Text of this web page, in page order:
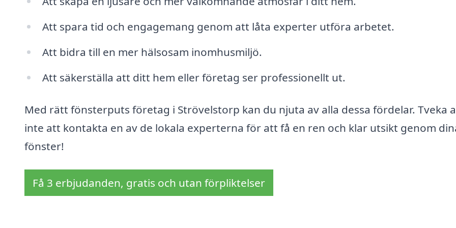
Att spara tid och engagemang genom att låta experter utföra arbetet.
Att bidra till en mer hälsosam inomhusmiljö.
Att säkerställa att ditt hem eller företag ser professionellt ut.
Med rätt fönsterputs företag i Strövelstorp kan du njuta av alla dessa fördelar. Tveka
inte att kontakta en av de lokala experterna för att få en ren och klar utsikt genom
fönster!
Få 3 erbjudanden, gratis och utan förpliktelser